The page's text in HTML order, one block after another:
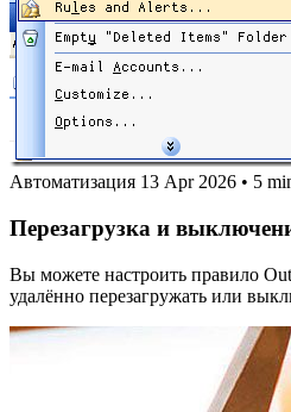
Автоматизация 13 Apr 2026 • 5
Перезагрузка и
Вы можете настроить правило
удалённо перезагружать или